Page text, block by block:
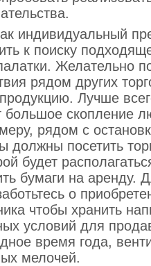
индивидуальный
к поиску
Желательно
рядом других
Лучше
большое скопление
рядом с
должны посетить
будет
бумаги на аренду.
о
чтобы хранить
условий для
время года,
мелочей.